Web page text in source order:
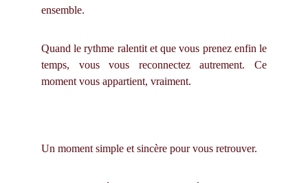
ensemble.
Quand le rythme ralentit et que vous prenez enfin le
temps, vous vous reconnectez autrement. Ce
moment vous appartient, vraiment.
Un moment simple et sincère pour vous retrouver.